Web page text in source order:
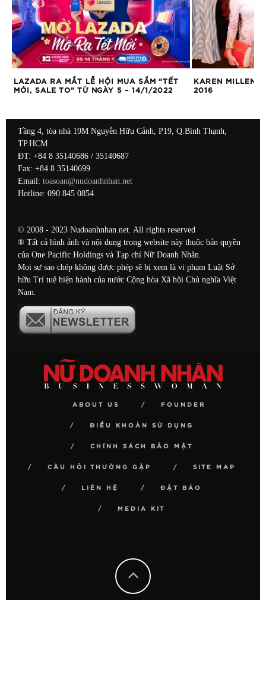
LAZADA RA MẮT LỄ HỘI MUA SẮM “TẾT
MỚI, SALE TO” TỪ NGÀY 5 – 14/1/2022
KAREN MILLEN
2016
Tầng 4, tòa nhà 19M Nguyễn Hữu Cảnh, P19, Q.Bình Thạnh,
TP.HCM
ĐT: +84 8 35140686 / 35140687
Fax: +84 8 35140699
Email: toasoan@nudoanhnhan.net
Hotline: 090 845 0854
© 2008 - 2023 Nudoanhnhan.net. All rights reserved
® Tất cả hình ảnh và nội dung trong website này thuộc bản quyền
của One Pacific Holdings và Tạp chí Nữ Doanh Nhân.
Mọi sự sao chép không được phép sẽ bị xem là vi phạm Luật Sở
hữu Trí tuệ hiện hành của nước Cộng hòa Xã hội Chủ nghĩa Việt
Nam.
ABOUT US FOUNDER
ĐIỀU KHOẢN SỬ DỤNG
CHÍNH SÁCH BẢO MẬT
CÂU HỎI THƯỜNG GẶP SITE MAP
LIÊN HỆ ĐẶT BÁO
MEDIA KIT